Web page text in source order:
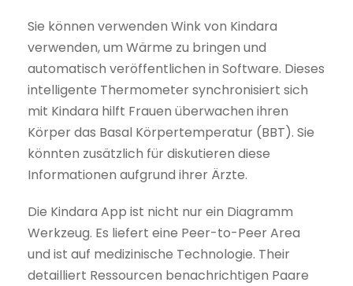
Sie können verwenden Wink von Kindara
verwenden, um Wärme zu bringen und
automatisch veröffentlichen in Software. Dieses
intelligente Thermometer synchronisiert sich
mit Kindara hilft Frauen überwachen ihren
Körper das Basal Körpertemperatur (BBT). Sie
könnten zusätzlich für diskutieren diese
Informationen aufgrund ihrer Ärzte.
Die Kindara App ist nicht nur ein Diagramm
Werkzeug. Es liefert eine Peer-to-Peer Area
und ist auf medizinische Technologie. Their
detailliert Ressourcen benachrichtigen Paare